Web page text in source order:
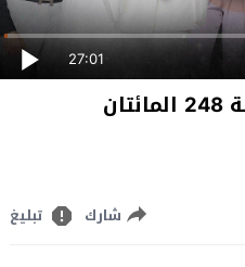
27:01
مسلسل مجمع 75 الحلقة 248 المائتان
شارك تبليغ